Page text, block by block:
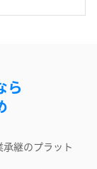
ら
継のプラット